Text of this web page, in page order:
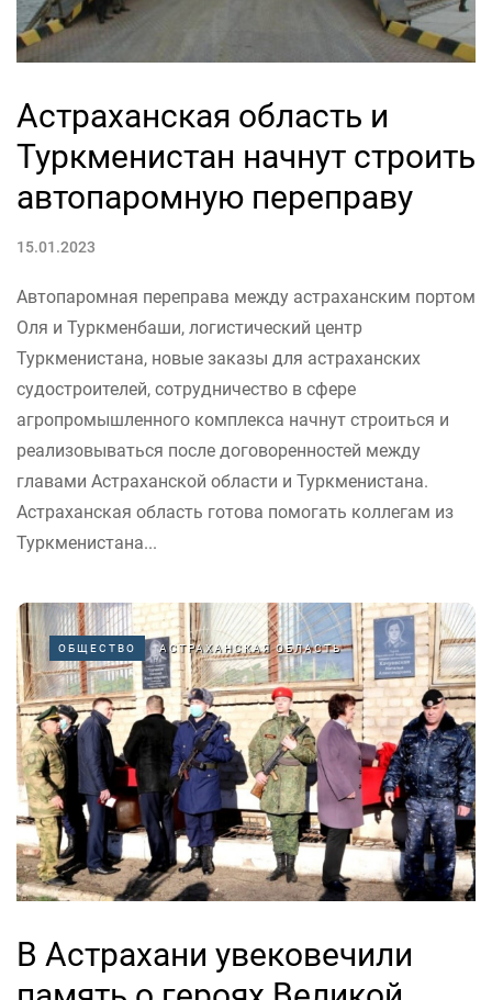
Астраханская область и
Туркменистан начнут строить
автопаромную переправу
15.01.2023
Автопаромная переправа между астраханским портом
Оля и Туркменбаши, логистический центр
Туркменистана, новые заказы для астраханских
судостроителей, сотрудничество в сфере
агропромышленного комплекса начнут строиться и
реализовываться после договоренностей между
главами Астраханской области и Туркменистана.
Астраханская область готова помогать коллегам из
Туркменистана...
ОБЩЕСТВО АСТРАХАНСКАЯ ОБЛАСТЬ
В Астрахани увековечили